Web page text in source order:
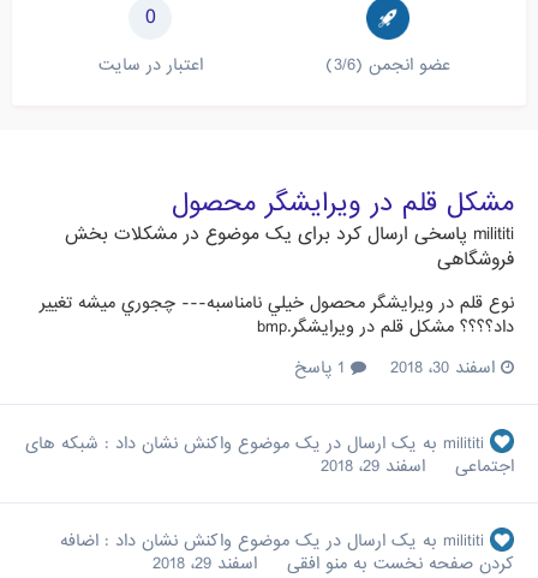
عضو انجمن (3/6)
0
اعتبار در سایت
مشكل قلم در ويرايشگر محصول
milititi پاسخی ارسال کرد برای یک موضوع در مشکلات بخش
فروشگاهی
نوع قلم در ويرايشگر محصول خيلي نامناسبه--- چجوري ميشه تغيير
داد؟؟؟؟ مشكل قلم در ويرايشگر.bmp
اسفند 30، 2018
milititi به یک ارسال در یک موضوع واکنش نشان داد : شبکه های
اجتماعی
اسفند 29، 2018
milititi به یک ارسال در یک موضوع واکنش نشان داد : اضافه
کردن صفحه نخست به منو افقی
اسفند 29، 2018